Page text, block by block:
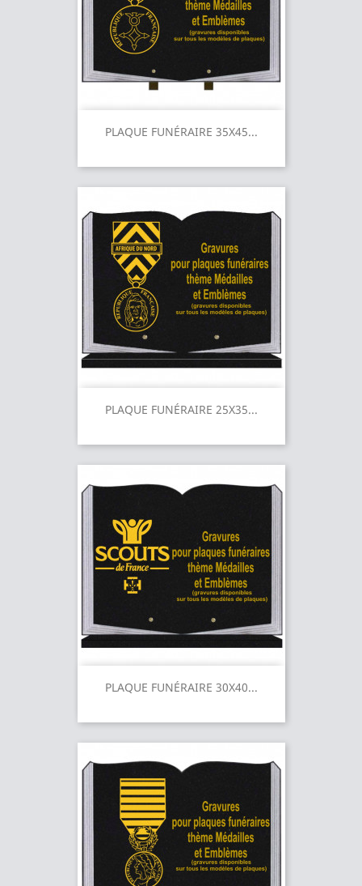
PLAQUE FUNÉRAIRE 35X45...
PLAQUE FUNÉRAIRE 25X35...
PLAQUE FUNÉRAIRE 30X40...